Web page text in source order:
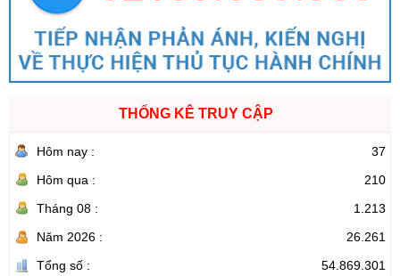
THỐNG KÊ TRUY CẬP
Hôm nay :
37
Hôm qua :
210
Tháng 08 :
1.213
Năm 2026 :
26.261
Tổng số :
54.869.301